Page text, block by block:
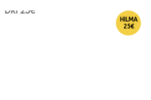
DRI 25€
HILMA
25€